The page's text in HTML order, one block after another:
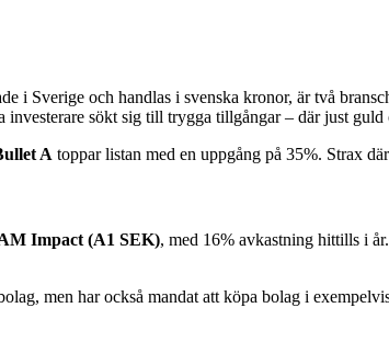
i Sverige och handlas i svenska kronor, är två
sökt sig till trygga tillgångar – där just guld
A toppar listan med en uppgång på 35%. Strax
Impact (A1 SEK), med 16% avkastning hittills i
men har också mandat att köpa bolag i